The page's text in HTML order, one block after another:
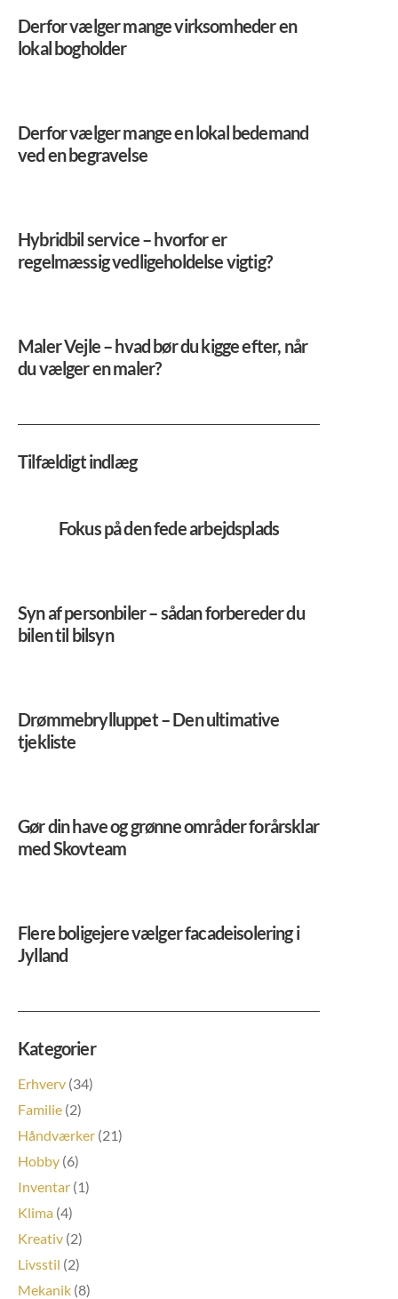
Derfor vælger mange virksomheder en
lokal bogholder
Derfor vælger mange en lokal bedemand
ved en begravelse
Hybridbil service – hvorfor er
regelmæssig vedligeholdelse vigtig?
Maler Vejle – hvad bør du kigge efter, når
du vælger en maler?
Tilfældigt indlæg
Fokus på den fede arbejdsplads
Syn af personbiler – sådan forbereder du
bilen til bilsyn
Drømmebrylluppet – Den ultimative
tjekliste
Gør din have og grønne områder forårsklar
med Skovteam
Flere boligejere vælger facadeisolering i
Jylland
Kategorier
Erhverv (34)
Familie (2)
Håndværker (21)
Hobby (6)
Inventar (1)
Klima (4)
Kreativ (2)
Livsstil (2)
Mekanik (8)